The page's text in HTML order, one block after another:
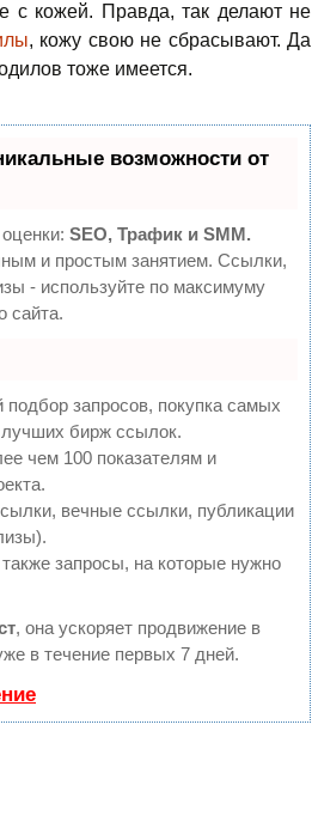
кожей. Правда, так делают не
, кожу свою не сбрасывают. Да
тоже имеется.
возможности от
SEO, Трафик и SMM.
и простым занятием. Ссылки,
- используйте по максимуму
сайта.
запросов, покупка самых
бирж ссылок.
чем 100 показателям и
вечные ссылки, публикации
запросы, на которые нужно
, она ускоряет продвижение в
в течение первых 7 дней.